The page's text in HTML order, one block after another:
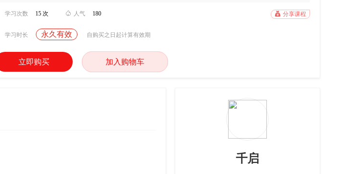
学习次数 15 次  人气 180  分享课程
学习时长 永久有效 自购买之日起计算有效期
立即购买 加入购物车
千启